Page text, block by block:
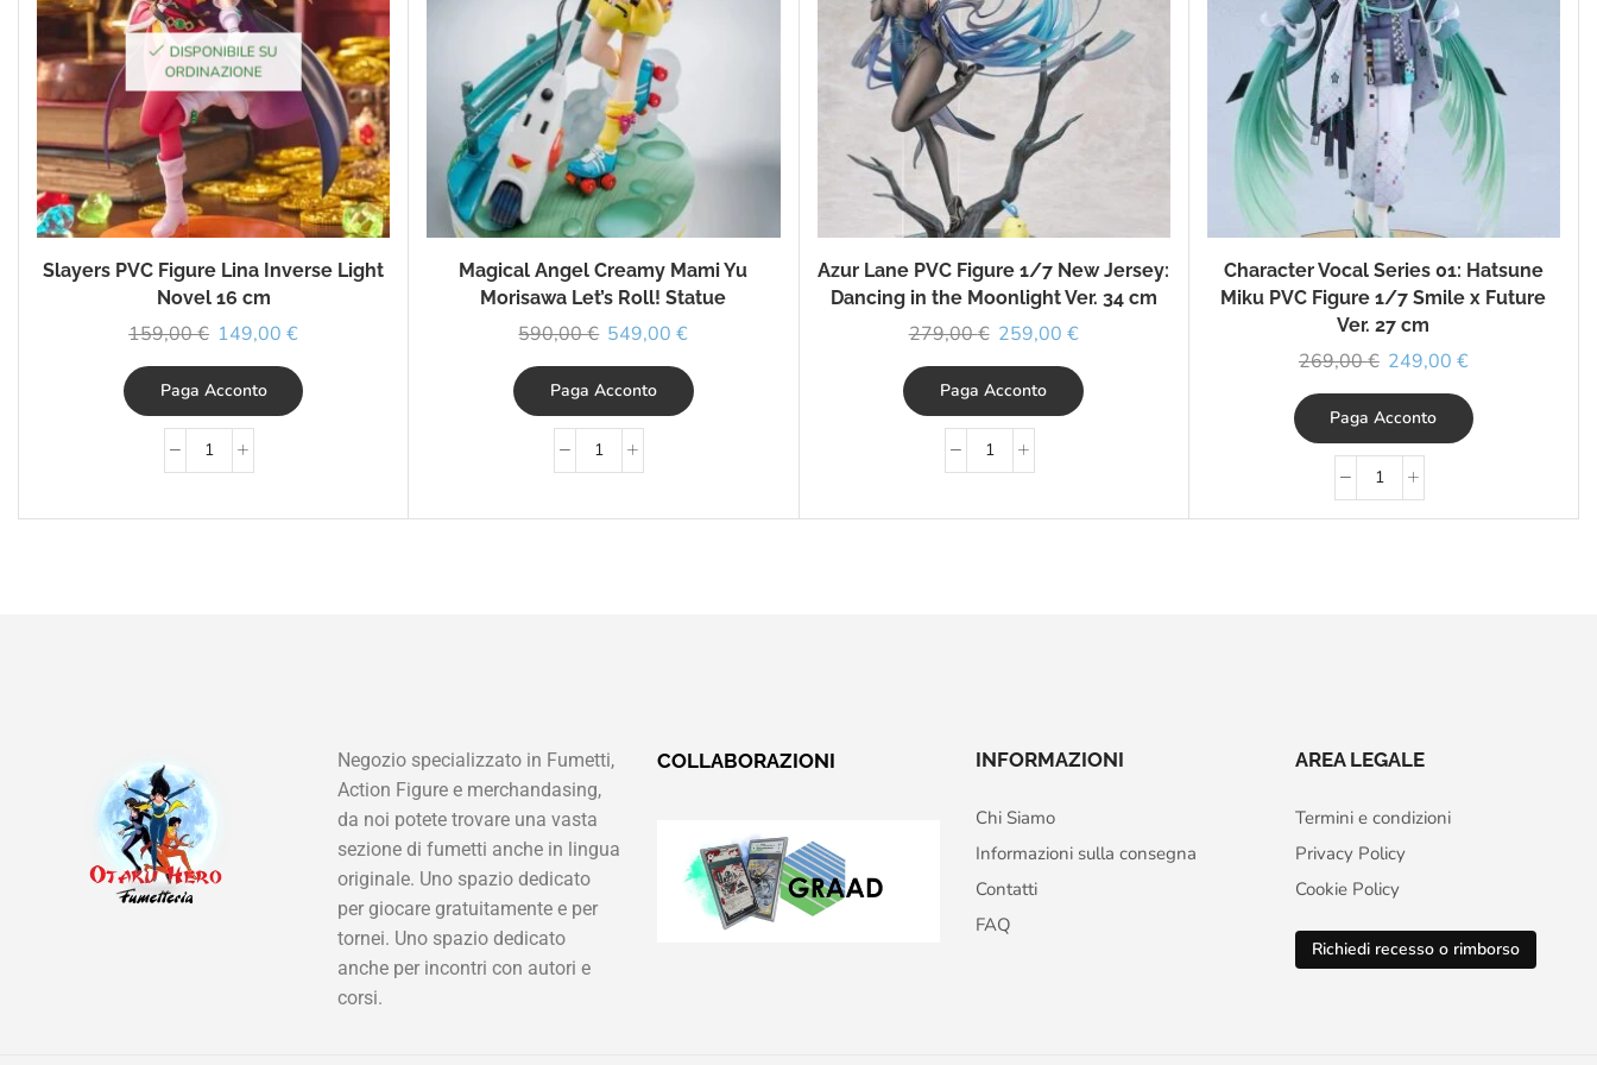
DISPONIBILE SU
ORDINAZIONE
Slayers PVC Figure Lina Inverse Light
Novel 16 cm
159,00€ 149,00€
Paga Acconto
Magical Angel Creamy Mami Yu
Morisawa Let’s Roll! Statue
590,00€ 549,00€
Paga Acconto
Azur Lane PVC Figure 1/7 New Jersey:
Dancing in the Moonlight Ver. 34 cm
279,00€ 259,00 €
Paga Acconto
Character Vocal Series 01: Hatsune
Miku PVC Figure 1/7 Smile x Future
Ver. 27 cm
269,00€ 249,00 €
Paga Acconto
Negozio specializzato in Fumetti,
Action Figure e merchandasing,
da noi potete trovare una vasta
sezione di fumetti anche in lingua
originale. Uno spazio dedicato
per giocare gratuitamente e per
tornei. Uno spazio dedicato
anche per incontri con autori e
corsi.
COLLABORAZIONI INFORMAZIONI
Chi Siamo
Informazioni sulla consegna
Contatti
FAQ
AREA LEGALE
Termini e condizioni
Privacy Policy
Cookie Policy
Richiedi recesso o rimborso